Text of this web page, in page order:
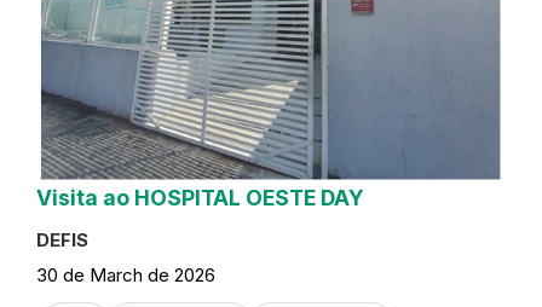
Visita ao HOSPITAL OESTE DAY
DEFIS
30 de March de 2026